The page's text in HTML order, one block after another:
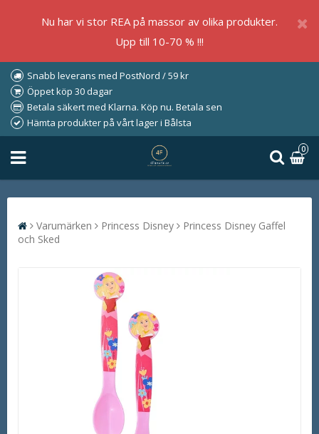
Nu har vi stor REA på massor av olika produkter.
Upp till 10-70 % !!!
Snabb leverans med PostNord / 59 kr
Öppet köp 30 dagar
Betala säkert med Klarna. Köp nu. Betala sen
Hämta produkter på vårt lager i Bålsta
0
Varumärken Princess Disney
Princess Disney Gaffel
och Sked